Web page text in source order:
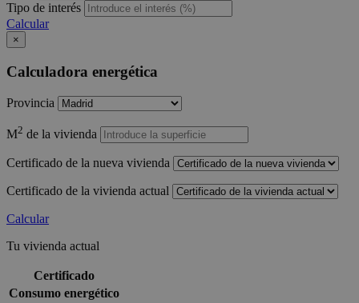
Tipo de interés
Calcular
×
Calculadora energética
Provincia
M2 de la vivienda
Certificado de la nueva vivienda
Certificado de la vivienda actual
Calcular
Tu vivienda actual
Certificado
Consumo energético